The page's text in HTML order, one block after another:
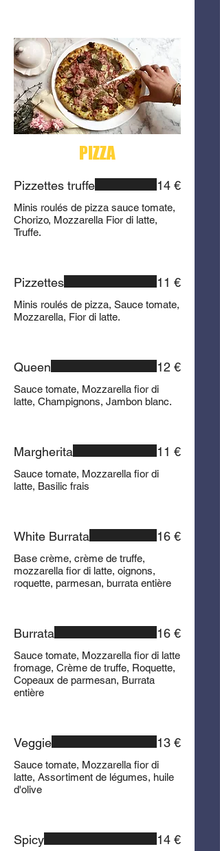
PIZZA
Pizzettes truffe
Minis roulés de pizza sauce tomate,
Chorizo, Mozzarella Fior di latte,
Truffe.
14 €
Pizzettes
Minis roulés de pizza, Sauce tomate,
Mozzarella, Fior di latte.
11 €
Queen
Sauce tomate, Mozzarella fior di
latte, Champignons, Jambon blanc.
12 €
Margherita
Sauce tomate, Mozzarella fior di
latte, Basilic frais
11 €
White Burrata
Base crème, crème de truffe,
mozzarella fior di latte, oignons,
roquette, parmesan, burrata entière
16 €
Burrata
Sauce tomate, Mozzarella fior di latte
fromage, Crème de truffe, Roquette,
Copeaux de parmesan, Burrata
entière
16 €
Veggie
Sauce tomate, Mozzarella fior di
latte, Assortiment de légumes, huile
d'olive
13 €
Spicy 14 €